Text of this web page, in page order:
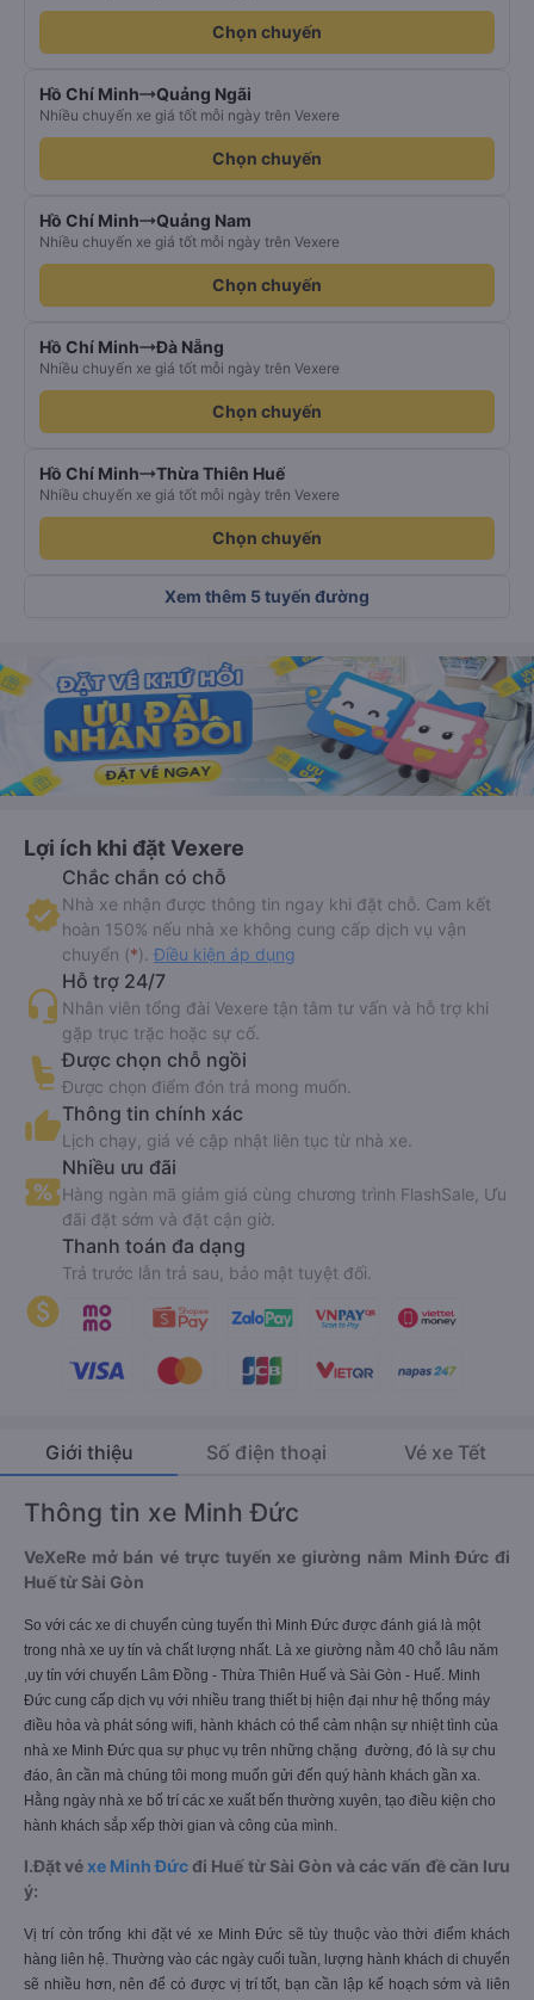
Chọn chuyến
Hồ Chí Minh Quảng Ngãi
Nhiều chuyến xe giá tốt mỗi ngày trên Vexere
Chọn chuyến
Hồ Chí Minh Quảng Nam
Nhiều chuyến xe giá tốt mỗi ngày trên Vexere
Chọn chuyến
Hồ Chí Minh Đà Nẵng
Nhiều chuyến xe giá tốt mỗi ngày trên Vexere
Chọn chuyến
Hồ Chí Minh Thừa Thiên Huế
Nhiều chuyến xe giá tốt mỗi ngày trên Vexere
Chọn chuyến
Xem thêm 5 tuyến đường
Lợi ích khi đặt Vexere
Chắc chắn có chỗ
Nhà xe nhận được thông tin ngay khi đặt chỗ. Cam kết
hoàn 150% nếu nhà xe không cung cấp dịch vụ vận
chuyển (*). Điều kiện áp dụng
Hỗ trợ 24/7
Nhân viên tổng đài Vexere tận tâm tư vấn và hỗ trợ khi
gặp trục trặc hoặc sự cố.
Được chọn chỗ ngồi
Được chọn điểm đón trả mong muốn.
Thông tin chính xác
Lịch chạy, giá vé cập nhật liên tục từ nhà xe.
Nhiều ưu đãi
Hàng ngàn mã giảm giá cùng chương trình FlashSale, Ưu
đãi đặt sớm và đặt cận giờ.
Thanh toán đa dạng
Trả trước lẫn trả sau, bảo mật tuyệt đối.
Giới thiệu Số điện thoại Vé xe Tết
Thông tin xe Minh Đức
VeXeRe mở bán vé trực tuyến xe giường nằm Minh Đức đi
Huế từ Sài Gòn
So với các xe di chuyển cùng tuyến thì Minh Đức được đánh giá là một
trong nhà xe uy tín và chất lượng nhất. Là xe giường nằm 40 chỗ lâu năm
,uy tín với chuyến Lâm Đồng - Thừa Thiên Huế và Sài Gòn - Huế. Minh
Đức cung cấp dịch vụ với nhiều trang thiết bị hiện đại như hệ thống máy
điều hòa và phát sóng wifi, hành khách có thể cảm nhận sự nhiệt tình của
nhà xe Minh Đức qua sự phục vụ trên những chặng đường, đó là sự chu
đáo, ân cần mà chúng tôi mong muốn gửi đến quý hành khách gần xa.
Hằng ngày nhà xe bố trí các xe xuất bến thường xuyên, tạo điều kiện cho
hành khách sắp xếp thời gian và công của mình.
I.Đặt vé xe Minh Đứcđi Huế từ Sài Gòn và các vấn đề cần lưu
ý:
Vị trí còn trống khi đặt vé xe Minh Đức sẽ tùy thuộc vào thời điểm khách
hàng liên hệ. Thường vào các ngày cuối tuần, lượng hành khách di chuyển
sẽ nhiều hơn, nên để có được vị trí tốt, bạn cần lập kế hoạch sớm và liên